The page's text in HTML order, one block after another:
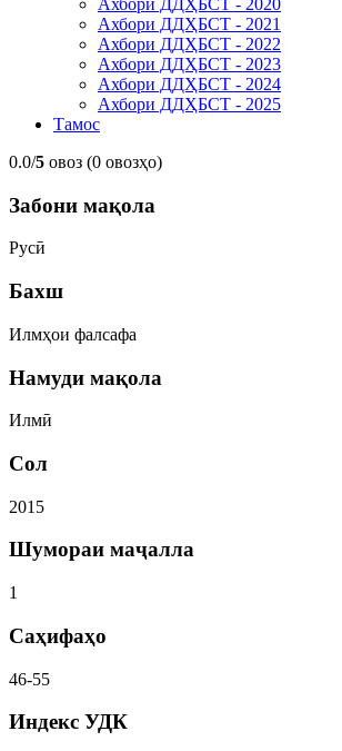
Ахбори ДДҲБСТ - 2020
Ахбори ДДҲБСТ - 2021
Ахбори ДДҲБСТ - 2022
Ахбори ДДҲБСТ - 2023
Ахбори ДДҲБСТ - 2024
Ахбори ДДҲБСТ - 2025
Тамос
0.0/5 овоз (0 овозҳо)
Забони мақола
Русӣ
Бахш
Илмҳои фалсафа
Намуди мақола
Илмӣ
Сол
2015
Шумораи маҷалла
1
Саҳифаҳо
46-55
Индекс УДК